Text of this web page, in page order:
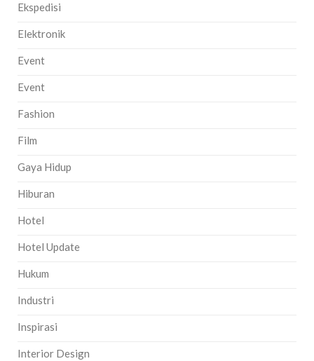
Ekspedisi
Elektronik
Event
Event
Fashion
Film
Gaya Hidup
Hiburan
Hotel
Hotel Update
Hukum
Industri
Inspirasi
Interior Design